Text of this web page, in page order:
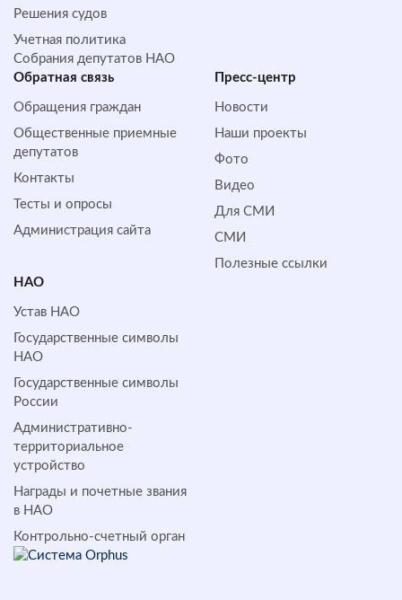
Решения судов
Учетная политика
Собрания депутатов НАО
Обратная cвязь
Обращения граждан
Общественные приемные
депутатов
Контакты
Тесты и опросы
Администрация сайта
Пресс-центр
Новости
Наши проекты
Фото
Видео
Для СМИ
СМИ
Полезные ссылки
НАО
Устав НАО
Государственные символы
НАО
Государственные символы
России
Административно-
территориальное
устройство
Награды и почетные звания
в НАО
Контрольно-счетный орган